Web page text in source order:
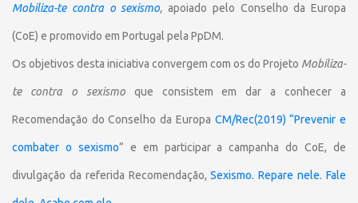
Mobiliza-te contra o sexismo, apoiado pelo Conselho da Europa
(CoE) e promovido em Portugal pela PpDM.
Os objetivos desta iniciativa convergem com os do Projeto Mobiliza-
te contra o sexismoque consistem em dar a conhecer a
Recomendação do Conselho da Europa CM/Rec(2019) “Prevenir e
combater o sexismo” e em participar a campanha do CoE, de
divulgação da referida Recomendação,Sexismo. Repare nele. Fale